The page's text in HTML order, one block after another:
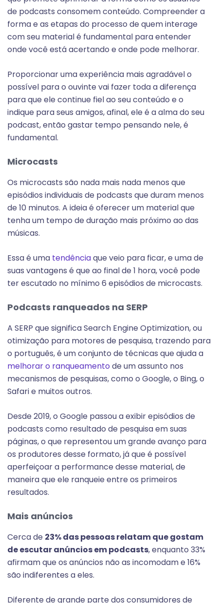
de podcasts consomem conteúdo. Compreender a
forma e as etapas do processo de quem interage
com seu material é fundamental para entender
onde você está acertando e onde pode melhorar.
Proporcionar uma experiência mais agradável o
possível para o ouvinte vai fazer toda a diferença
para que ele continue fiel ao seu conteúdo e o
indique para seus amigos, afinal, ele é a alma do seu
podcast, então gastar tempo pensando nele, é
fundamental.
Microcasts
Os microcasts são nada mais nada menos que
episódios individuais de podcasts que duram menos
de 10 minutos. A ideia é oferecer um material que
tenha um tempo de duração mais próximo ao das
músicas.
Essa é uma tendênciaque veio para ficar, e uma de
suas vantagens é que ao final de 1 hora, você pode
ter escutado no mínimo 6 episódios de microcasts.
Podcasts ranqueados na SERP
A SERP que significa Search Engine Optimization, ou
otimização para motores de pesquisa, trazendo para
o português, é um conjunto de técnicas que ajuda a
melhorar o ranqueamento de um assunto nos
mecanismos de pesquisas, como o Google, o Bing, o
Safari e muitos outros.
Desde 2019, o Google passou a exibir episódios de
podcasts como resultado de pesquisa em suas
páginas, o que representou um grande avanço para
os produtores desse formato, já que é possível
aperfeiçoar a performance desse material, de
maneira que ele ranqueie entre os primeiros
resultados.
Mais anúncios
Cerca de 23% das pessoas relatam que gostam
de escutar anúncios em podcasts, enquanto 33%
afirmam que os anúncios não as incomodam e 16%
são indiferentes a eles.
Diferente de grande parte dos consumidores de